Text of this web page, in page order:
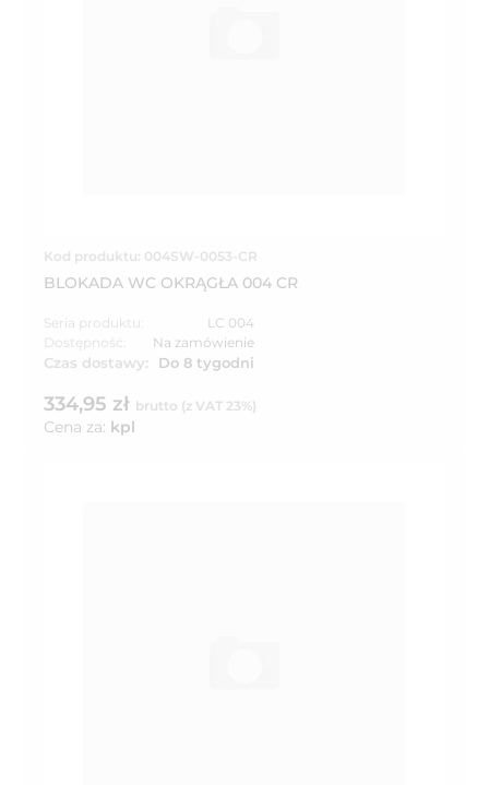
Kod produktu: 004SW-0053-CR
BLOKADA WC OKRĄGŁA 004 CR
Seria produktu:
LC 004
Dostępność:
Na zamówienie
Czas dostawy: Do 8 tygodni
334,95 zł brutto (z VAT 23%)
Cena za: kpl